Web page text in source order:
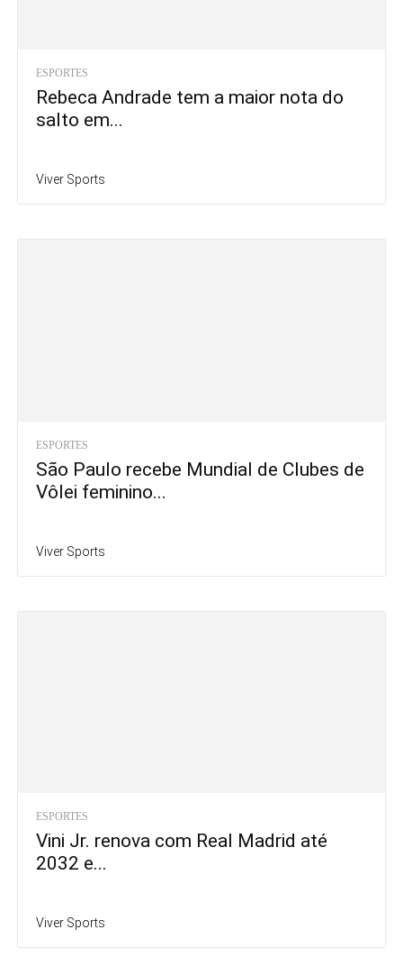
ESPORTES
Rebeca Andrade tem a maior nota do
salto em...
Viver Sports
ESPORTES
São Paulo recebe Mundial de Clubes de
Vôlei feminino...
Viver Sports
ESPORTES
Vini Jr. renova com Real Madrid até
2032 e...
Viver Sports